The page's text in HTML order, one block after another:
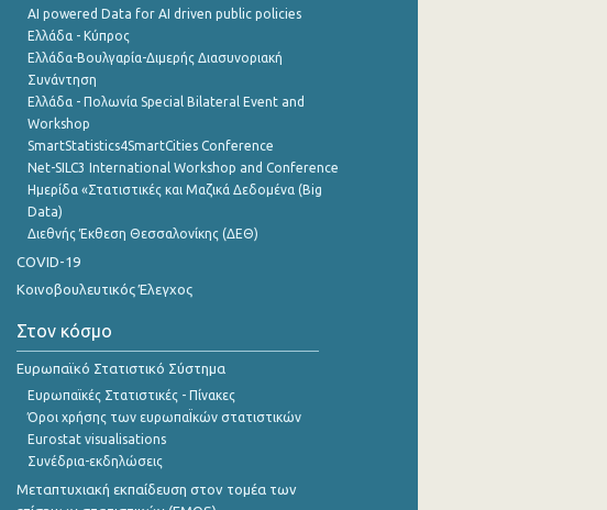
AI powered Data for AI driven public policies
Ελλάδα - Κύπρος
Ελλάδα-Βουλγαρία-Διμερής Διασυνοριακή
Συνάντηση
Ελλάδα - Πολωνία Special Bilateral Event and
Workshop
SmartStatistics4SmartCities Conference
Net-SILC3 International Workshop and Conference
Ημερίδα «Στατιστικές και Μαζικά Δεδομένα (Big
Data)
Διεθνής Έκθεση Θεσσαλονίκης (ΔΕΘ)
COVID-19
Κοινοβουλευτικός Έλεγχος
Στον κόσμο
Ευρωπαϊκό Στατιστικό Σύστημα
Ευρωπαϊκές Στατιστικές - Πίνακες
Όροι χρήσης των ευρωπαΪκών στατιστικών
Eurostat visualisations
Συνέδρια-εκδηλώσεις
Μεταπτυχιακή εκπαίδευση στον τομέα των